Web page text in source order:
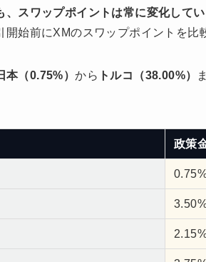
、スワップポイントは常に変化してい
始前にXMのスワップポイントを比
本（0.75%）から トルコ（38.00%）
政策